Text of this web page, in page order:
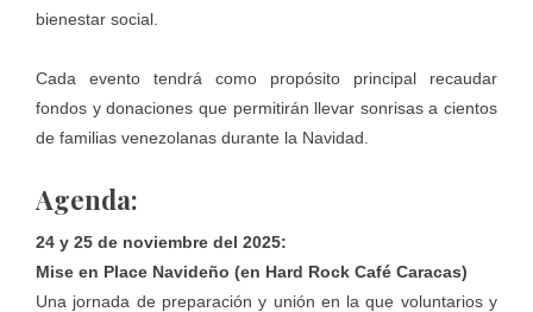
bienestar social.
Cada evento tendrá como propósito principal recaudar
fondos y donaciones que permitirán llevar sonrisas a cientos
de familias venezolanas durante la Navidad.
Agenda:
24 y 25 de noviembre del 2025:
Mise en Place Navideño (en Hard Rock Café Caracas)
Una jornada de preparación y unión en la que voluntarios y